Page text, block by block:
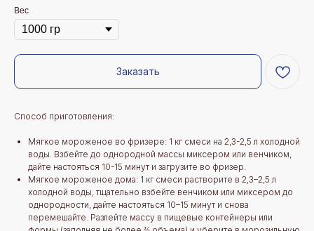
Вес
Заказать
Способ приготовления:
Мягкое мороженое во фризере: 1 кг смеси на 2,3-2,5 л холодной
воды. Взбейте до однородной массы миксером или венчиком,
дайте настояться 10-15 минут и загрузите во фризер.
Мягкое мороженое дома: 1 кг смеси растворите в 2,3–2,5 л
холодной воды, тщательно взбейте венчиком или миксером до
однородности, дайте настояться 10–15 минут и снова
перемешайте. Разлейте массу в пищевые контейнеры или